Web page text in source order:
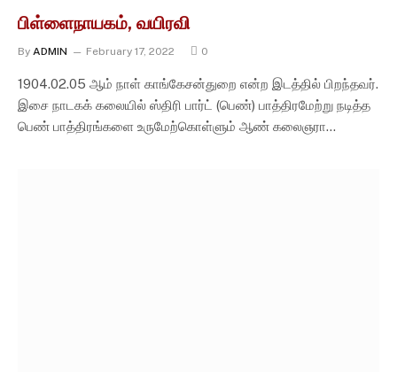
பிள்ளைநாயகம், வயிரவி
By ADMIN February 17, 2022 0
1904.02.05 ஆம் நாள் காங்கேசன்துறை என்ற இடத்தில் பிறந்தவர்.
இசை நாடகக் கலையில் ஸ்திரி பார்ட் (பெண்) பாத்திரமேற்று நடித்த
பெண் பாத்திரங்களை உருமேற்கொள்ளும் ஆண் கலைஞரா…